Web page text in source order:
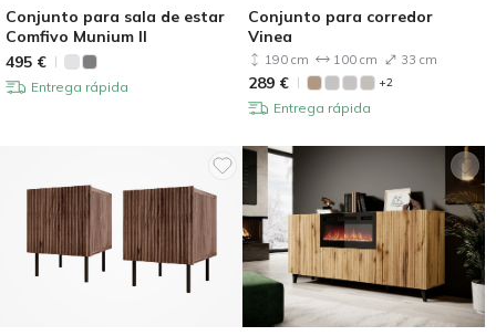
Conjunto para sala de estar
Comfivo Munium II
495 €
Entrega rápida
Conjunto para corredor
Vinea
190 cm 100 cm 33 cm
289 € +2
Entrega rápida